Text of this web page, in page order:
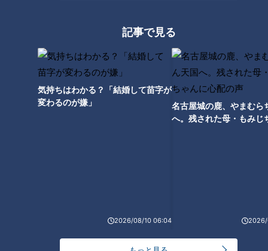
記事で見る
気持ちはわかる？「結婚して苗字が
変わるのが嫌」
2026/08/10 06:04
名古屋城の鹿、やまむら
へ。残された母・もみじ
2026/
スガキヤの新業態！和風だしが
きいたふわトロたこ焼きが魅力